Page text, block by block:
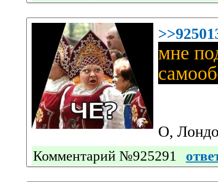
мне
О,
Комментарий №925291